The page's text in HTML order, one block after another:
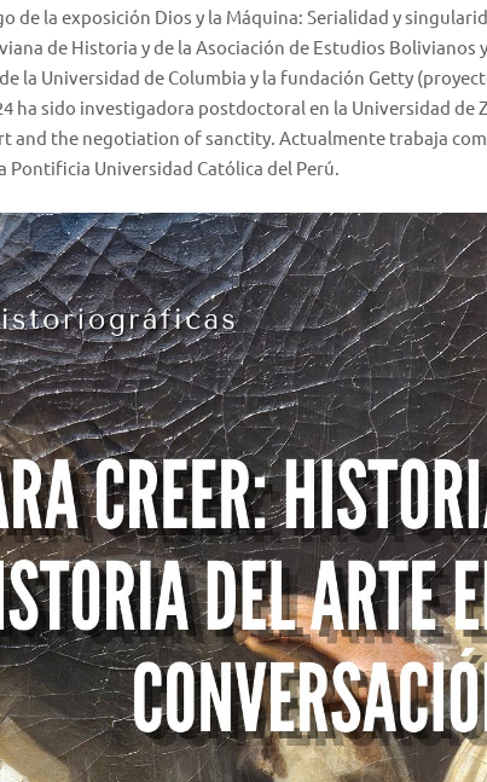
de la exposición Dios y la Máquina: Serialidad y
de Historia y de la Asociación de Estudios Bolivianos
la Universidad de Columbia y la fundación Getty
ha sido investigadora postdoctoral en la Universidad de
and the negotiation of sanctity. Actualmente trabaja
Universidad Católica del Perú.